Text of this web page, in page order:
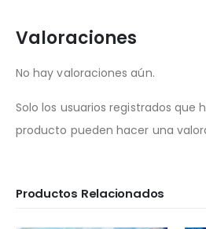
Valoraciones
No hay valoraciones aún.
Solo los usuarios registrados que
producto pueden hacer una
Productos Relacionados